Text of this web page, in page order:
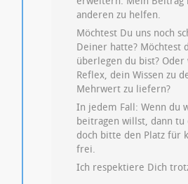
anderen zu helfen.
Möchtest Du uns noch
Deiner hatte? Möchtest
überlegen du bist? Oder
Reflex, dein Wissen zu
Mehrwert zu liefern?
In jedem Fall: Wenn du
beitragen willst, dann tu
doch bitte den Platz für
frei.
Ich respektiere Dich